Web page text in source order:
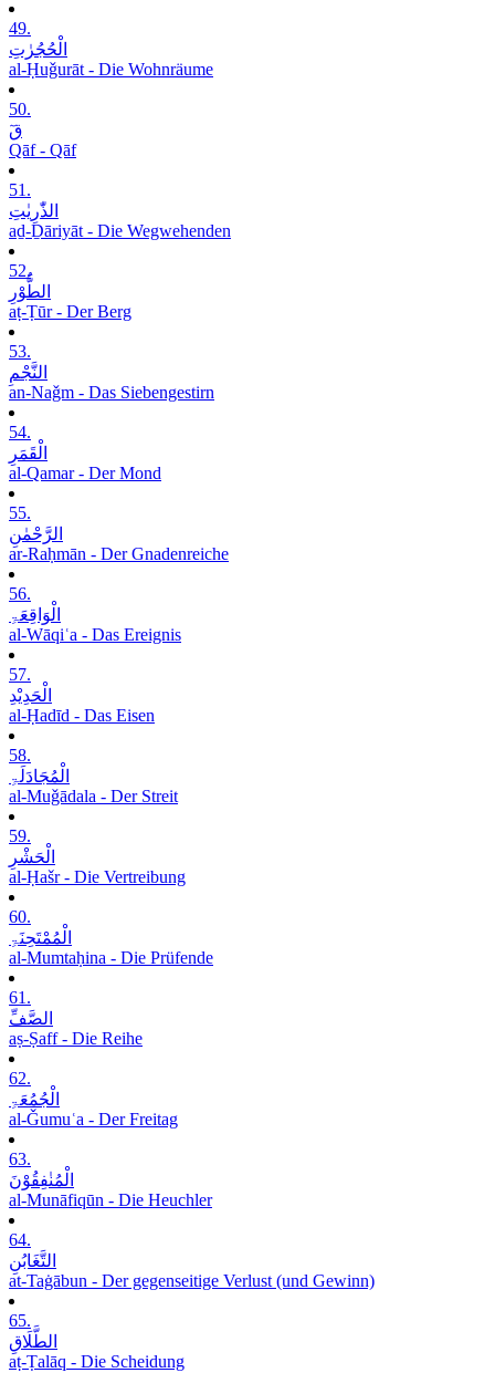
49.
الْحُجُرٰتِ
al-Ḥuǧurāt - Die Wohnräume
50.
قٓ
Qāf - Qāf
51.
الذّٰرِیٰتِ
aḏ-Ḏāriyāt - Die Wegwehenden
52.
الطُّوْرِ
aṭ-Ṭūr - Der Berg
53.
النَّجْمِ
an-Naǧm - Das Siebengestirn
54.
الْقَمَرِ
al-Qamar - Der Mond
55.
الرَّحْمٰنِ
ar-Raḥmān - Der Gnadenreiche
56.
الْوَاقِعَۃِ
al-Wāqiʿa - Das Ereignis
57.
الْحَدِیْدِ
al-Ḥadīd - Das Eisen
58.
الْمُجَادَلَۃِ
al-Muǧādala - Der Streit
59.
الْحَشْرِ
al-Ḥašr - Die Vertreibung
60.
الْمُمْتَحِنَۃِ
al-Mumtaḥina - Die Prüfende
61.
الصَّفِّ
aṣ-Ṣaff - Die Reihe
62.
الْجُمُعَۃِ
al-Ǧumuʿa - Der Freitag
63.
الْمُنٰفِقُوْنَ
al-Munāfiqūn - Die Heuchler
64.
التَّغَابُنِ
at-Taġābun - Der gegenseitige Verlust (und Gewinn)
65.
الطَّلَاقِ
aṭ-Ṭalāq - Die Scheidung